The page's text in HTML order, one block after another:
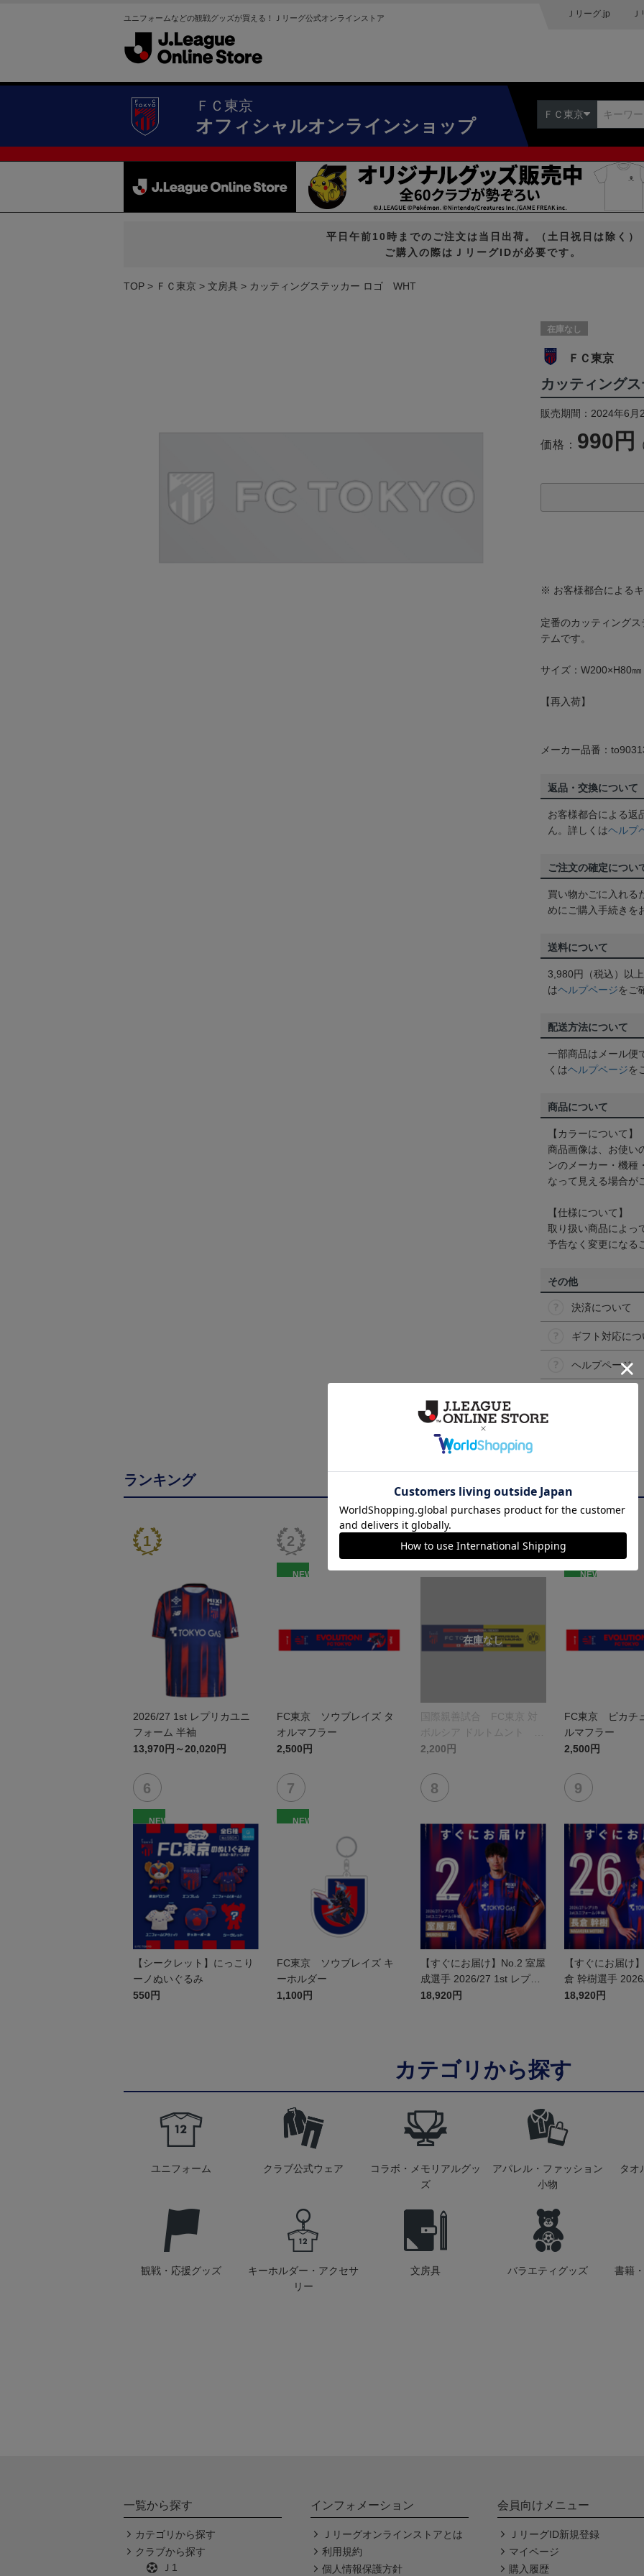
ユニフォームなどの観戦グッズが買える！Ｊリーグ公式オンラインストア Ｊリーグ.jp
ＦＣ東京
オフィシャルオンラインショップ
ＦＣ東京
平日午前10時までのご注文は当日出荷。（土日祝日は除く）
ご購入の際はＪリーグIDが必要です。
TOP ＦＣ東京 文房具 カッティングステッカー ロゴ WHT
在庫なし
ＦＣ東京
カッティング
販売期間：2024年6
価格： 990円
※ お客様都合による
定番のカッティング
テムです。
サイズ：W200×H80㎜
【再入荷】
メーカー品番：
返品・交換について
お客様都合による返
ん。詳しくはヘルプ
ご注文の確定につい
買い物かごに入れる
めにご購入手続きを
送料について
3,980円（税込）以
はヘルプページをご
配送方法について
一部商品はメール便
くはヘルプページを
商品について
【カラーについて】
商品画像は、お使い
ンのメーカー・機種
なって見える場合が
【仕様について】
取り扱い商品によっ
予告なく変更になる
その他
決済について
ギフト対応に
ヘルプページ
ランキング
2026/27 1st レプリカユニ
フォーム 半袖
13,970円～20,020円
NEW
FC東京 ソウブレイズ タ
オルマフラー
2,500円
国際親善試合 FC東京 対
ボルシア ドルトムント プ
リントタオルマフラー
2,200円
NEW
FC東京 ピカチ
ルマフラー
2,500円
NEW
【シークレット】にっこり
ーノぬいぐるみ
550円
NEW
FC東京 ソウブレイズ キ
ーホルダー
1,100円
【すぐにお届け】No.2 室屋
成選手 2026/27 1st レプリ
カユニフォーム 半袖
18,920円
【すぐにお届け
倉 幹樹選手
プリカユニフォ
18,920円
カテゴリから探す
ユニフォーム クラブ公式ウェア
コラボ・メモリアルグッ
ズ
アパレル・ファッション
小物
タオ
観戦・応援グッズ
キーホルダー・アクセサ
リー
文房具 バラエティグッズ 書籍
一覧から探す
カテゴリから探す
クラブから探す
Ｊ1
インフォメーション
Ｊリーグオンラインストアとは
利用規約
個人情報保護方針
会員向けメニュー
ＪリーグID新規登録
マイページ
購入履歴